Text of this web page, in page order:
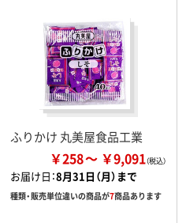
ふりかけ 丸美屋食品工業
￥258 ￥9,091
お届け日：8月31日（月）まで
種類・販売単位違いの商品が7商品あります